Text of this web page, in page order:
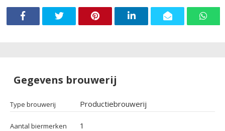
Gegevens brouwerij
Type brouwerij Productiebrouwerij
Aantal biermerken 1